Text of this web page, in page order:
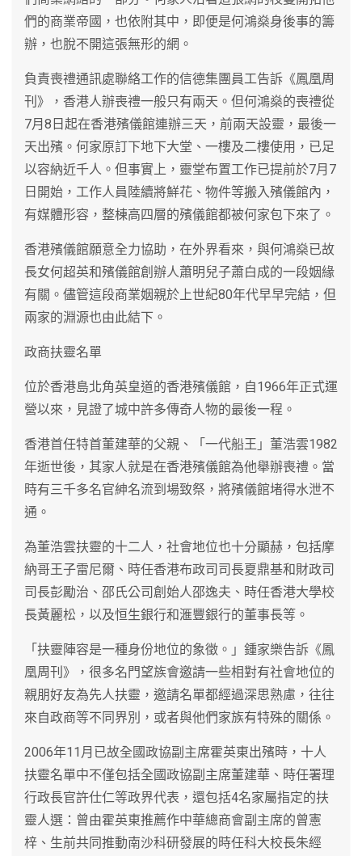
們的商業帝國，也依附其中，即便是何鴻燊身後事的籌
辦，也脫不開這張無形的網。
負責喪禮通訊處聯絡工作的信德集團員工告訴《鳳凰周
刊》，香港人辦喪禮一般只有兩天。但何鴻燊的喪禮從
7月8日起在香港殯儀館連辦三天，前兩天設靈，最後一
天出殯。何家原訂下地下大堂、一樓及二樓使用，已足
以容納近千人。但事實上，靈堂布置工作已提前於7月7
日開始，工作人員陸續將鮮花、物件等搬入殯儀館內，
有媒體形容，整棟高四層的殯儀館都被何家包下來了。
香港殯儀館願意全力協助，在外界看來，與何鴻燊已故
長女何超英和殯儀館創辦人蕭明兒子蕭白成的一段姻緣
有關。儘管這段商業姻親於上世紀80年代早早完結，但
兩家的淵源也由此結下。
政商扶靈名單
位於香港島北角英皇道的香港殯儀館，自1966年正式運
營以來，見證了城中許多傳奇人物的最後一程。
香港首任特首董建華的父親、「一代船王」董浩雲1982
年逝世後，其家人就是在香港殯儀館為他舉辦喪禮。當
時有三千多名官紳名流到場致祭，將殯儀館堵得水泄不
通。
為董浩雲扶靈的十二人，社會地位也十分顯赫，包括摩
納哥王子雷尼爾、時任香港布政司司長夏鼎基和財政司
司長彭勵治、邵氏公司創始人邵逸夫、時任香港大學校
長黃麗松，以及恒生銀行和滙豐銀行的董事長等。
「扶靈陣容是一種身份地位的象徵。」鍾家樂告訴《鳳
凰周刊》，很多名門望族會邀請一些相對有社會地位的
親朋好友為先人扶靈，邀請名單都經過深思熟慮，往往
來自政商等不同界別，或者與他們家族有特殊的關係。
2006年11月已故全國政協副主席霍英東出殯時，十人
扶靈名單中不僅包括全國政協副主席董建華、時任署理
行政長官許仕仁等政界代表，還包括4名家屬指定的扶
靈人選：曾由霍英東推薦作中華總商會副主席的曾憲
梓、生前共同推動南沙科研發展的時任科大校長朱經